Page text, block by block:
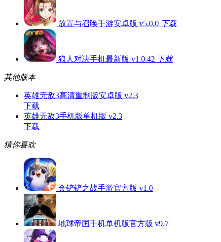
放置与召唤手游安卓版 v5.0.0 下载
狼人对决手机最新版 v1.0.42 下载
其他版本
英雄无敌3高清重制版安卓版 v2.3
下载
英雄无敌3手机版单机版 v2.3
下载
猜你喜欢
金铲铲之战手游官方版 v1.0
地球帝国手机单机版官方版 v9.7